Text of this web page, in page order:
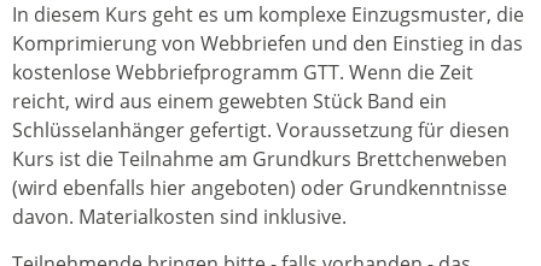
In diesem Kurs geht es um komplexe Einzugsmuster, die
Komprimierung von Webbriefen und den Einstieg in das
kostenlose Webbriefprogramm GTT. Wenn die Zeit
reicht, wird aus einem gewebten Stück Band ein
Schlüsselanhänger gefertigt. Voraussetzung für diesen
Kurs ist die Teilnahme am Grundkurs Brettchenweben
(wird ebenfalls hier angeboten) oder Grundkenntnisse
davon. Materialkosten sind inklusive.